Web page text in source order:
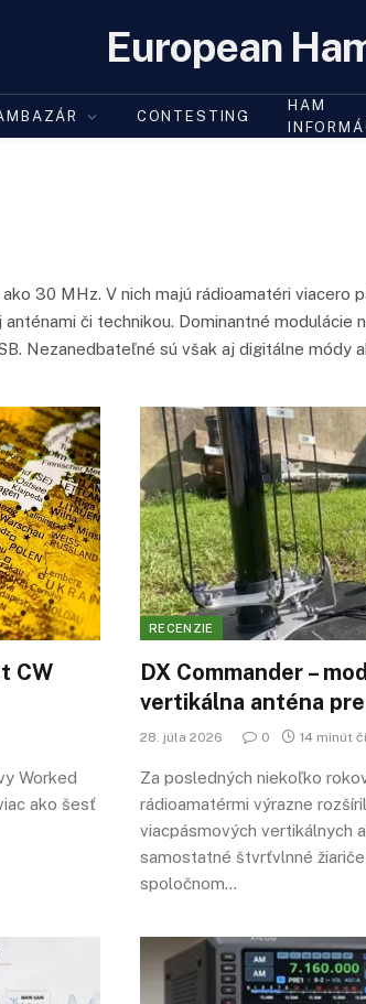
European
CONTESTING
HAM
30 MHz. V nich majú rádioamatéri viacero
či technikou. Dominantné modulácie
Nezanedbateľné sú však aj digitálne módy
CW
Worked
ako šesť
RECENZIE
DX Commander –
vertikálna anténa
28. júla 2026 0 14 minút
Za posledných niekoľko
rádioamatérmi výrazne
viacpásmových vertikálnych
samostatné štvrťvlnné
spoločnom…